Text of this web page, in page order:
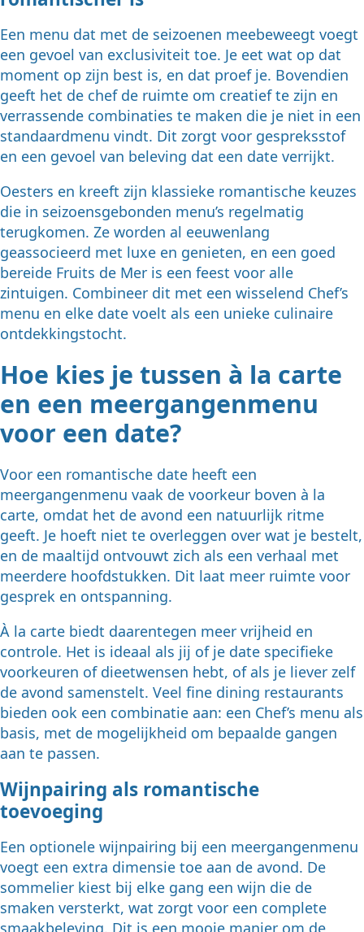
Een menu dat met de seizoenen meebeweegt voegt
een gevoel van exclusiviteit toe. Je eet wat op dat
moment op zijn best is, en dat proef je. Bovendien
geeft het de chef de ruimte om creatief te zijn en
verrassende combinaties te maken die je niet in een
standaardmenu vindt. Dit zorgt voor gespreksstof
en een gevoel van beleving dat een date verrijkt.
Oesters en kreeft zijn klassieke romantische keuzes
die in seizoensgebonden menu’s regelmatig
terugkomen. Ze worden al eeuwenlang
geassocieerd met luxe en genieten, en een goed
bereide Fruits de Mer is een feest voor alle
zintuigen. Combineer dit met een wisselend Chef’s
menu en elke date voelt als een unieke culinaire
ontdekkingstocht.
Hoe kies je tussen à la carte
en een meergangenmenu
voor een date?
Voor een romantische date heeft een
meergangenmenu vaak de voorkeur boven à la
carte, omdat het de avond een natuurlijk ritme
geeft. Je hoeft niet te overleggen over wat je bestelt,
en de maaltijd ontvouwt zich als een verhaal met
meerdere hoofdstukken. Dit laat meer ruimte voor
gesprek en ontspanning.
À la carte biedt daarentegen meer vrijheid en
controle. Het is ideaal als jij of je date specifieke
voorkeuren of dieetwensen hebt, of als je liever zelf
de avond samenstelt. Veel fine dining restaurants
bieden ook een combinatie aan: een Chef’s menu als
basis, met de mogelijkheid om bepaalde gangen
aan te passen.
Wijnpairing als romantische
toevoeging
Een optionele wijnpairing bij een meergangenmenu
voegt een extra dimensie toe aan de avond. De
sommelier kiest bij elke gang een wijn die de
smaken versterkt, wat zorgt voor een complete
smaakbeleving. Dit is een mooie manier om de